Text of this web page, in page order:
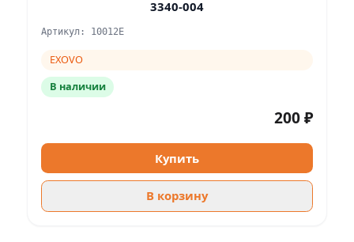
3340-004
Артикул: 10012E
EXOVO
В наличии
200 ₽
Купить
В корзину